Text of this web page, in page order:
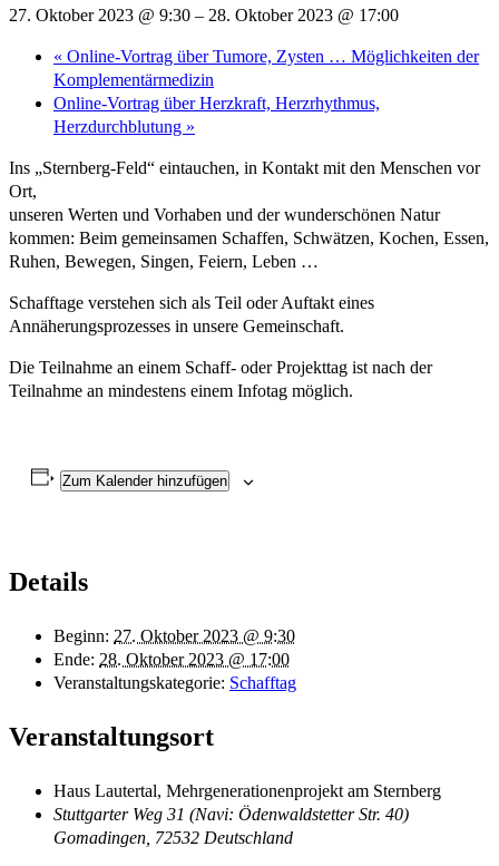
27. Oktober 2023 @ 9:30 – 28. Oktober 2023 @ 17:00
« Online-Vortrag über Tumore, Zysten … Möglichkeiten der
Komplementärmedizin
Online-Vortrag über Herzkraft, Herzrhythmus,
Herzdurchblutung »
Ins „Sternberg-Feld“ eintauchen, in Kontakt mit den Menschen vor
Ort,
unseren Werten und Vorhaben und der wunderschönen Natur
kommen: Beim gemeinsamen Schaffen, Schwätzen, Kochen, Essen,
Ruhen, Bewegen, Singen, Feiern, Leben …
Schafftage verstehen sich als Teil oder Auftakt eines
Annäherungsprozesses in unsere Gemeinschaft.
Die Teilnahme an einem Schaff- oder Projekttag ist nach der
Teilnahme an mindestens einem Infotag möglich.
Zum Kalender hinzufügen
Details
Beginn: 27. Oktober 2023 @ 9:30
Ende: 28. Oktober 2023 @ 17:00
Veranstaltungskategorie: Schafftag
Veranstaltungsort
Haus Lautertal, Mehrgenerationenprojekt am Sternberg
Stuttgarter Weg 31 (Navi: Ödenwaldstetter Str. 40)
Gomadingen 72532 Deutschland